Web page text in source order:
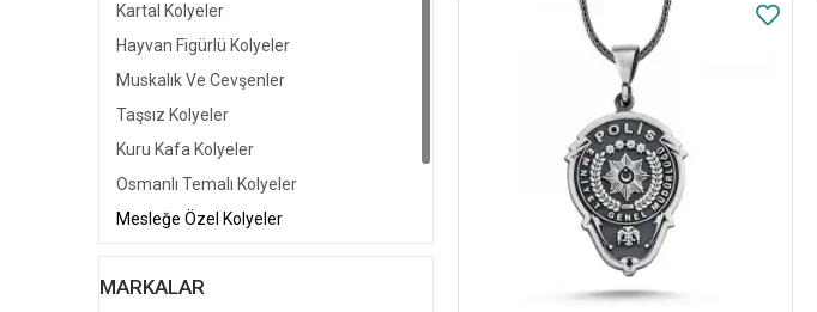
Kartal Kolyeler
Hayvan Figürlü Kolyeler
Muskalık Ve Cevşenler
Taşsız Kolyeler
Kuru Kafa Kolyeler
Osmanlı Temalı Kolyeler
Mesleğe Özel Kolyeler
Ay Yıldız Kolyeler
MARKALAR